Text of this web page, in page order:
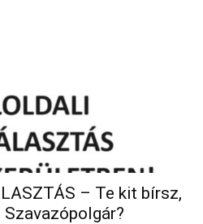
– Te kit bírsz,